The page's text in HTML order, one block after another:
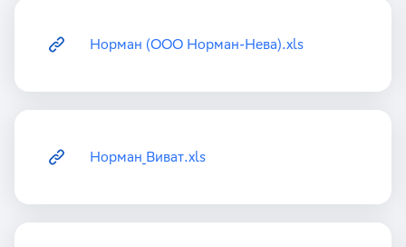
Норман (ООО Норман-Нева).xls
Норман_Виват.xls